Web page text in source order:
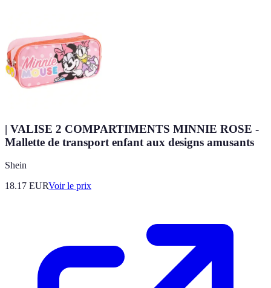
| VALISE 2 COMPARTIMENTS MINNIE ROSE -
Mallette de transport enfant aux designs amusants
Shein
18.17 EURVoir le prix